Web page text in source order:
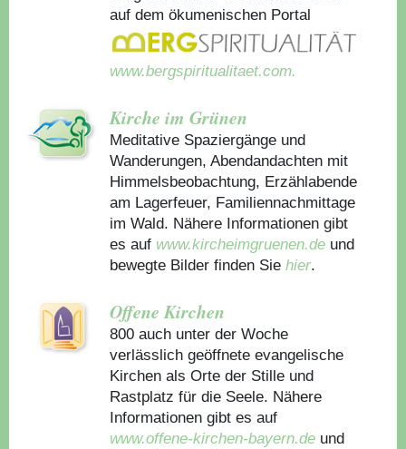
auf dem ökumenischen Portal
www.bergspiritualitaet.com.
Kirche im Grünen
Meditative Spaziergänge und
Wanderungen, Abendandachten mit
Himmelsbeobachtung, Erzählabende
am Lagerfeuer, Familiennachmittage
im Wald. Nähere Informationen gibt
es auf www.kircheimgruenen.de und
bewegte Bilder finden Sie hier.
Offene Kirchen
800 auch unter der Woche
verlässlich geöffnete evangelische
Kirchen als Orte der Stille und
Rastplatz für die Seele. Nähere
Informationen gibt es auf
www.offene-kirchen-bayern.de und